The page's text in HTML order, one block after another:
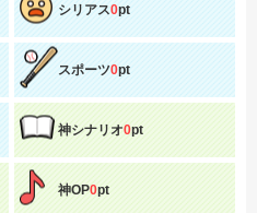
シリアス0pt
スポーツ0pt
神シナリオ0pt
神OP0pt